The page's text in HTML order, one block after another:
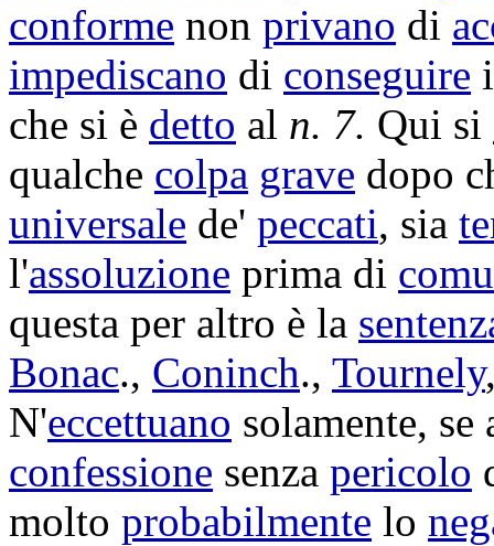
conforme non privano di
impediscano di conseguire
che si è detto al n. 7. Qui si
qualche colpa grave dopo
universale de' peccati, sia
l'assoluzione prima di
questa per altro è la
Bonac., Coninch., Tournely
N'eccettuano solamente,
confessione senza pericolo
molto probabilmente lo